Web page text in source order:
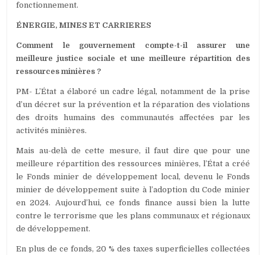
fonctionnement.
ÉNERGIE, MINES ET CARRIERES
Comment le gouvernement compte-t-il assurer une
meilleure justice sociale et une meilleure répartition des
ressources minières ?
PM- L’État a élaboré un cadre légal, notamment de la prise
d’un décret sur la prévention et la réparation des violations
des droits humains des communautés affectées par les
activités minières.
Mais au-delà de cette mesure, il faut dire que pour une
meilleure répartition des ressources minières, l’État a créé
le Fonds minier de développement local, devenu le Fonds
minier de développement suite à l’adoption du Code minier
en 2024. Aujourd’hui, ce fonds finance aussi bien la lutte
contre le terrorisme que les plans communaux et régionaux
de développement.
En plus de ce fonds, 20 % des taxes superficielles collectées